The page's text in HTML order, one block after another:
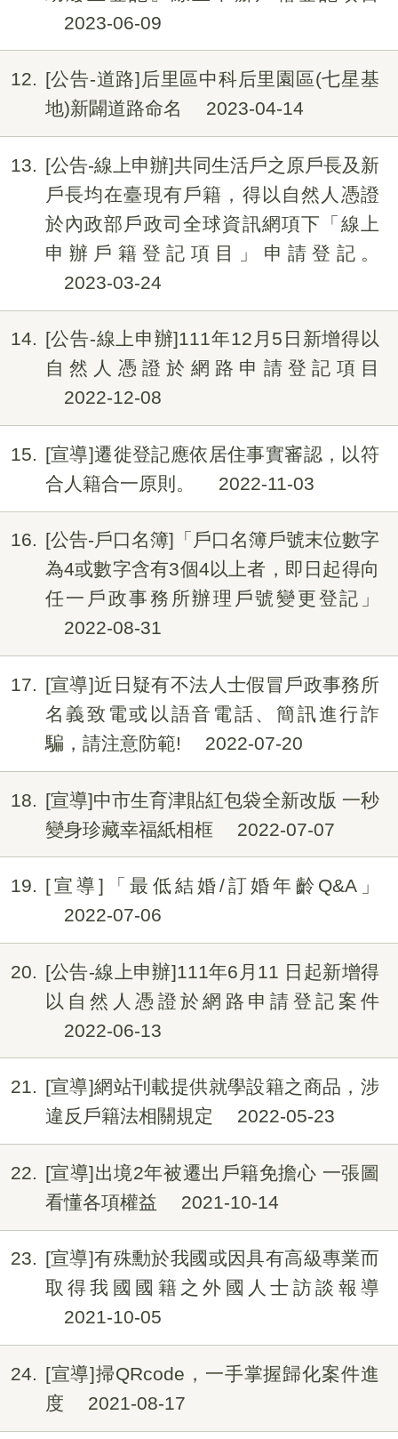
2023-06-09
12
[公告-道路]后里區中科后里園區(七星基
地)新闢道路命名
2023-04-14
13
[公告-線上申辦]共同生活戶之原戶長及新
戶長均在臺現有戶籍，得以自然人憑證
於內政部戶政司全球資訊網項下「線上
申辦戶籍登記項目」申請登記。
2023-03-24
14
[公告-線上申辦]111年12月5日新增得以
自然人憑證於網路申請登記項目
2022-12-08
15
[宣導]遷徙登記應依居住事實審認，以符
合人籍合一原則。
2022-11-03
16
[公告-戶口名簿]「戶口名簿戶號末位數字
為4或數字含有3個4以上者，即日起得向
任一戶政事務所辦理戶號變更登記」
2022-08-31
17
[宣導]近日疑有不法人士假冒戶政事務所
名義致電或以語音電話、簡訊進行詐
騙，請注意防範!
2022-07-20
18
[宣導]中市生育津貼紅包袋全新改版 一秒
變身珍藏幸福紙相框
2022-07-07
19
[宣導]「最低結婚/訂婚年齡Q&A」
2022-07-06
20
[公告-線上申辦]111年6月11 日起新增得
以自然人憑證於網路申請登記案件
2022-06-13
21
[宣導]網站刊載提供就學設籍之商品，涉
違反戶籍法相關規定
2022-05-23
22
[宣導]出境2年被遷出戶籍免擔心 一張圖
看懂各項權益
2021-10-14
23
[宣導]有殊勳於我國或因具有高級專業而
取得我國國籍之外國人士訪談報導
2021-10-05
24
[宣導]掃QRcode，一手掌握歸化案件進
度
2021-08-17